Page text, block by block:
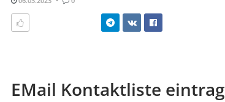
EMail Kontaktliste